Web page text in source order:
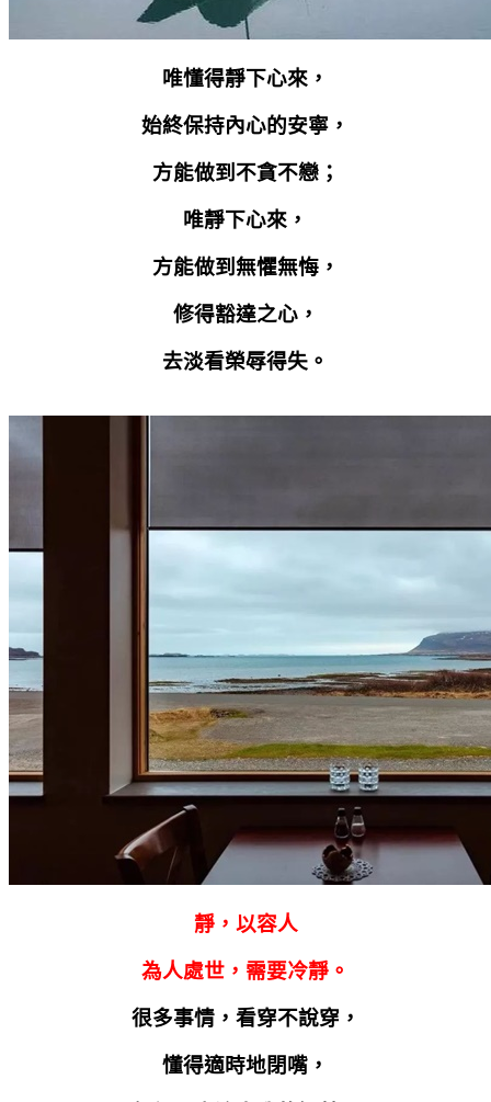
唯懂得靜下心來，
始終保持內心的安寧，
方能做到不貪不戀；
唯靜下心來，
方能做到無懼無悔，
修得豁達之心，
去淡看榮辱得失。
靜，以容人
為人處世，需要冷靜。
很多事情，看穿不說穿，
懂得適時地閉嘴，